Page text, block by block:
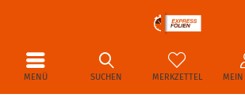
MENÜ MERKZETTEL MEIN
SUCHEN